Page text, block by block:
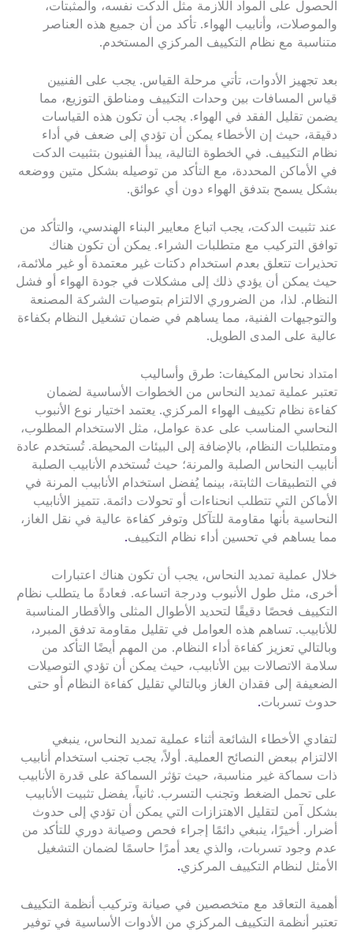
الحصول على المواد اللازمة مثل الدكت نفسه، والمثبتات،
والموصلات، وأنابيب الهواء. تأكد من أن جميع هذه العناصر
متناسبة مع نظام التكييف المركزي المستخدم.
بعد تجهيز الأدوات، تأتي مرحلة القياس. يجب على الفنيين
قياس المسافات بين وحدات التكييف ومناطق التوزيع، مما
يضمن تقليل الفقد في الهواء. يجب أن تكون هذه القياسات
دقيقة، حيث إن الأخطاء يمكن أن تؤدي إلى ضعف في أداء
نظام التكييف. في الخطوة التالية، يبدأ الفنيون بتثبيت الدكت
في الأماكن المحددة، مع التأكد من توصيله بشكل متين ووضعه
بشكل يسمح بتدفق الهواء دون أي عوائق.
عند تثبيت الدكت، يجب اتباع معايير البناء الهندسي، والتأكد من
توافق التركيب مع متطلبات الشراء. يمكن أن تكون هناك
تحذيرات تتعلق بعدم استخدام دكتات غير معتمدة أو غير ملائمة،
حيث يمكن أن يؤدي ذلك إلى مشكلات في جودة الهواء أو فشل
النظام. لذا، من الضروري الالتزام بتوصيات الشركة المصنعة
والتوجيهات الفنية، مما يساهم في ضمان تشغيل النظام بكفاءة
عالية على المدى الطويل.
امتداد نحاس المكيفات: طرق وأساليب
تعتبر عملية تمديد النحاس من الخطوات الأساسية لضمان
كفاءة نظام تكييف الهواء المركزي. يعتمد اختيار نوع الأنبوب
النحاسي المناسب على عدة عوامل، مثل الاستخدام المطلوب،
ومتطلبات النظام، بالإضافة إلى البيئات المحيطة. تُستخدم عادة
أنابيب النحاس الصلبة والمرنة؛ حيث تُستخدم الأنابيب الصلبة
في التطبيقات الثابتة، بينما يُفضل استخدام الأنابيب المرنة في
الأماكن التي تتطلب انحناءات أو تحولات دائمة. تتميز الأنابيب
النحاسية بأنها مقاومة للتآكل وتوفر كفاءة عالية في نقل الغاز،
مما يساهم في تحسين أداء نظام التكييف.
خلال عملية تمديد النحاس، يجب أن تكون هناك اعتبارات
أخرى، مثل طول الأنبوب ودرجة اتساعه. فعادةً ما يتطلب نظام
التكييف فحصًا دقيقًا لتحديد الأطوال المثلى والأقطار المناسبة
للأنابيب. تساهم هذه العوامل في تقليل مقاومة تدفق المبرد،
وبالتالي تعزيز كفاءة أداء النظام. من المهم أيضًا التأكد من
سلامة الاتصالات بين الأنابيب، حيث يمكن أن تؤدي التوصيلات
الضعيفة إلى فقدان الغاز وبالتالي تقليل كفاءة النظام أو حتى
حدوث تسربات.
لتفادي الأخطاء الشائعة أثناء عملية تمديد النحاس، ينبغي
الالتزام ببعض النصائح العملية. أولاً، يجب تجنب استخدام أنابيب
ذات سماكة غير مناسبة، حيث تؤثر السماكة على قدرة الأنابيب
على تحمل الضغط وتجنب التسرب. ثانياً، يفضل تثبيت الأنابيب
بشكل آمن لتقليل الاهتزازات التي يمكن أن تؤدي إلى حدوث
أضرار. أخيرًا، ينبغي دائمًا إجراء فحص وصيانة دوري للتأكد من
عدم وجود تسربات، والذي يعد أمرًا حاسمًا لضمان التشغيل
الأمثل لنظام التكييف المركزي.
أهمية التعاقد مع متخصصين في صيانة وتركيب أنظمة التكييف
تعتبر أنظمة التكييف المركزي من الأدوات الأساسية في توفير